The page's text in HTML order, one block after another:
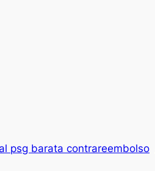
psg barata contrareembolso